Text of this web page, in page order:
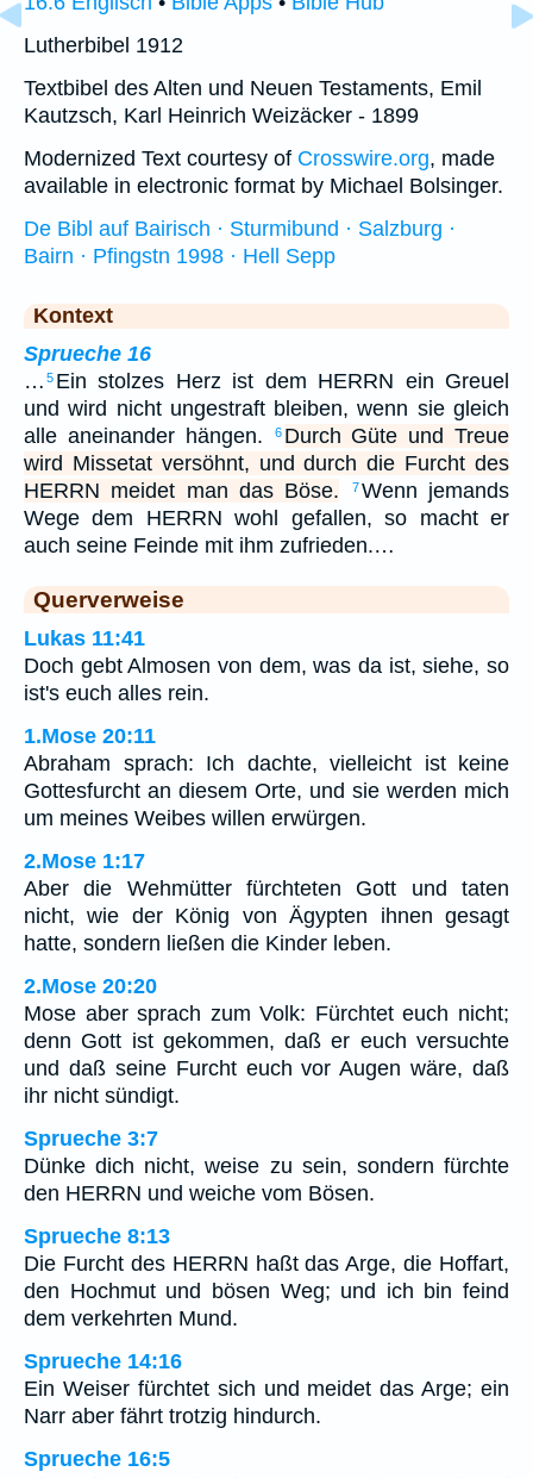
Lutherbibel 1912
Textbibel des Alten und Neuen Testaments, Emil
Kautzsch, Karl Heinrich Weizäcker - 1899
Modernized Text courtesy of Crosswire.org, made
available in electronic format by Michael Bolsinger.
De Bibl auf Bairisch · Sturmibund · Salzburg ·
Bairn · Pfingstn 1998 · Hell Sepp
Kontext
Sprueche 16
… 5 Ein stolzes Herz ist dem HERRN ein Greuel
und wird nicht ungestraft bleiben, wenn sie gleich
alle aneinander hängen.
6 Durch Güte und Treue
wird Missetat versöhnt, und durch die Furcht des
HERRN meidet man das Böse.
7Wenn jemands
Wege dem HERRN wohl gefallen, so macht er
auch seine Feinde mit ihm zufrieden.…
Querverweise
Lukas 11:41
Doch gebt Almosen von dem, was da ist, siehe, so
ist's euch alles rein.
1.Mose 20:11
Abraham sprach: Ich dachte, vielleicht ist keine
Gottesfurcht an diesem Orte, und sie werden mich
um meines Weibes willen erwürgen.
2.Mose 1:17
Aber die Wehmütter fürchteten Gott und taten
nicht, wie der König von Ägypten ihnen gesagt
hatte, sondern ließen die Kinder leben.
2.Mose 20:20
Mose aber sprach zum Volk: Fürchtet euch nicht;
denn Gott ist gekommen, daß er euch versuchte
und daß seine Furcht euch vor Augen wäre, daß
ihr nicht sündigt.
Sprueche 3:7
Dünke dich nicht, weise zu sein, sondern fürchte
den HERRN und weiche vom Bösen.
Sprueche 8:13
Die Furcht des HERRN haßt das Arge, die Hoffart,
den Hochmut und bösen Weg; und ich bin feind
dem verkehrten Mund.
Sprueche 14:16
Ein Weiser fürchtet sich und meidet das Arge; ein
Narr aber fährt trotzig hindurch.
Sprueche 16:5